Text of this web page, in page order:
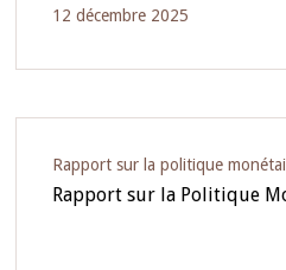
12 décembre 2025
Rapport sur la politique
Rapport sur la Politique